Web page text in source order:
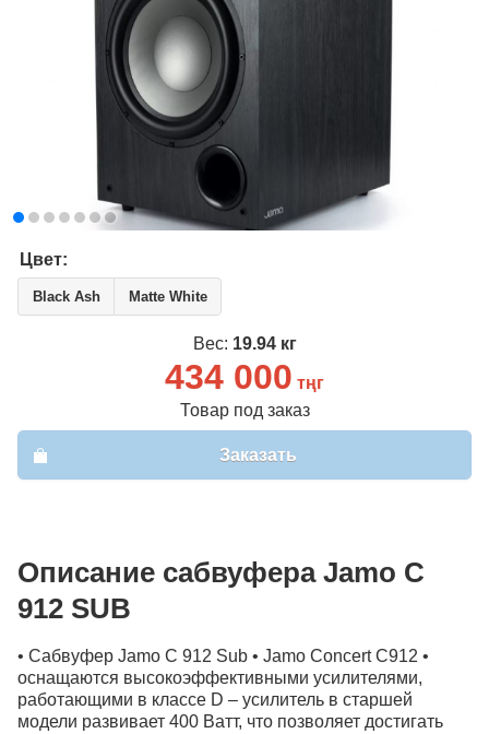
Цвет:
Black Ash Matte White
Вес: 19.94 кг
434 000 тңг
Товар под заказ
Заказать
Описание сабвуфера Jamo С
912 SUB
• Сабвуфер Jamo C 912 Sub • Jamo Concert С912 •
оснащаются высокоэффективными усилителями,
работающими в классе D – усилитель в старшей
модели развивает 400 Ватт, что позволяет достигать
Регистрация
Забыли пароль?
Имя*
Телефон
Город